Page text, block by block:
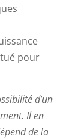
pour
d’un
Il en
de la